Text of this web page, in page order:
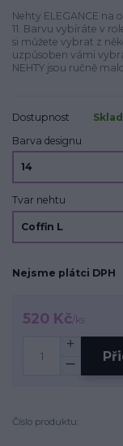
Nehty ELEGANCE na
11. Barvu vybíráte v
si můžete vybrat z
uzpůsoben vámi
NEHTY jsou ručně
Dostupnost
Barva designu
Tvar nehtu
Nejsme plátci DPH
520 Kč/ks
Číslo produktu: